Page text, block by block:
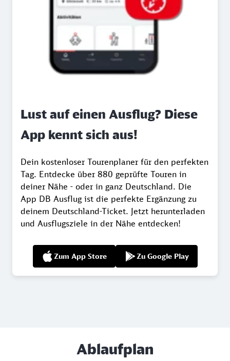
Lust auf einen Ausflug? Diese
App kennt sich aus!
Dein kostenloser Tourenplaner für den perfekten
Tag. Entdecke über 880 geprüfte Touren in
deiner Nähe - oder in ganz Deutschland. Die
App DB Ausflug ist die perfekte Ergänzung zu
deinem Deutschland-Ticket. Jetzt herunterladen
und Ausflugsziele in der Nähe entdecken!
Zum App Store Zu Google Play
Ablaufplan